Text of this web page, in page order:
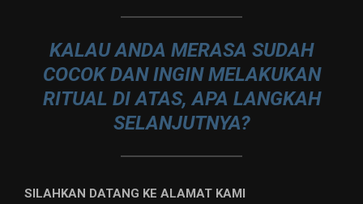
KALAU ANDA MERASA SUDAH
COCOK DAN INGIN MELAKUKAN
RITUAL DI ATAS, APA LANGKAH
SELANJUTNYA?
SILAHKAN DATANG KE ALAMAT KAMI